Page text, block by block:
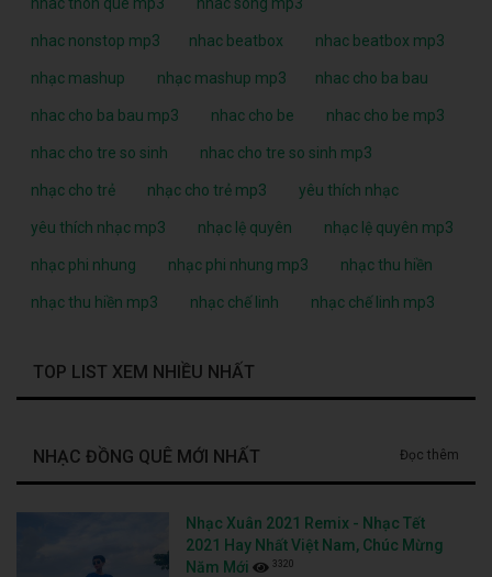
nhac nonstop mp3 nhac beatbox nhac beatbox mp3
nhạc mashup nhạc mashup mp3 nhac cho ba bau
nhac cho ba bau mp3 nhac cho be nhac cho be mp3
nhac cho tre so sinh nhac cho tre so sinh mp3
nhạc cho trẻ nhạc cho trẻ mp3 yêu thích nhạc
yêu thích nhạc mp3 nhạc lệ quyên nhạc lệ quyên mp3
nhạc phi nhung nhạc phi nhung mp3 nhạc thu hiền
nhạc thu hiền mp3 nhạc chế linh nhạc chế linh mp3
TOP LIST XEM NHIỀU NHẤT
NHẠC ĐỒNG QUÊ MỚI NHẤT Đọc thêm
Nhạc Xuân 2021 Remix - Nhạc Tết
2021 Hay Nhất Việt Nam, Chúc Mừng
Năm Mới
3320